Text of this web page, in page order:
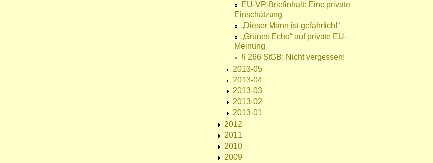
EU-VP-Briefinhalt: Eine private
Einschätzung
„Dieser Mann ist gefährlich!“
„Grünes Echo“ auf private EU-
Meinung
§ 266 StGB: Nicht vergessen!
2013-05
2013-04
2013-03
2013-02
2013-01
2012
2011
2010
2009